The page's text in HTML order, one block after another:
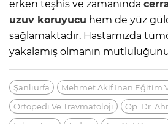
erken teşhis ve zamanında
uzuv koruyucu hem de yüz
sağlamaktadır. Hastamızda
yakalamış olmanın
Şanlıurfa
Mehmet Akif İnan Eğitim
Ortopedi Ve Travmatoloji
Op. Dr.